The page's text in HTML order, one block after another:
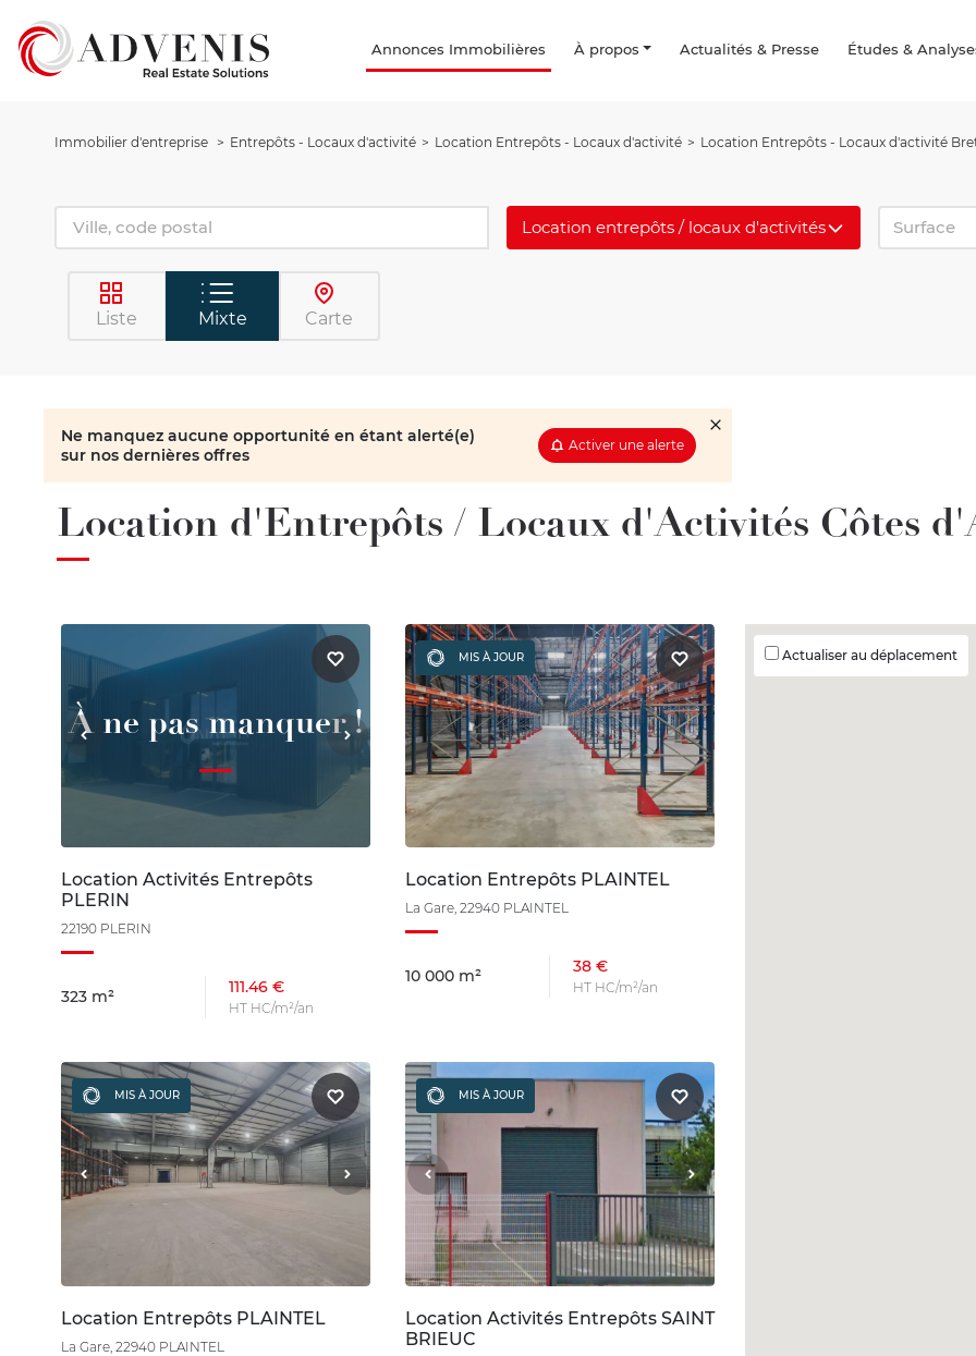
Annonces Immobilières À propos Actualités & Presse Études &
Immobilier d'entreprise Entrepôts - Locaux d'activité Location Entrepôts - Locaux d'activité Location Entrepôts - Locaux d'activité
Location entrepôts / locaux d'activités Surface
Liste Mixte Carte
Ne manquez aucune opportunité en étant alerté(e)
sur nos dernières offres
Activer une alerte
Location d'Entrepôts / Locaux d'Activités Côtes
À ne pas manquer !
Location Activités Entrepôts
PLERIN
22190 PLERIN
323 m² 111.46 €
HT HC/m²/an
MIS À JOUR
Location Entrepôts PLAINTEL
La Gare, 22940 PLAINTEL
10 000 m² 38 €
HT HC/m²/an
MIS À JOUR
Location Entrepôts PLAINTEL
La Gare, 22940 PLAINTEL
MIS À JOUR
Location Activités Entrepôts SAINT
BRIEUC
Actualiser au déplacement